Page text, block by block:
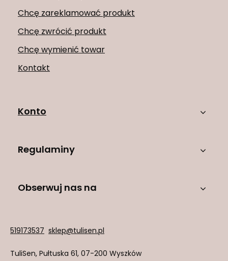
Chcę zareklamować produkt
Chcę zwrócić produkt
Chcę wymienić towar
Kontakt
Konto
Regulaminy
Obserwuj nas na
519173537 sklep@tulisen.pl
TuliSen, Pułtuska 61, 07-200 Wyszków